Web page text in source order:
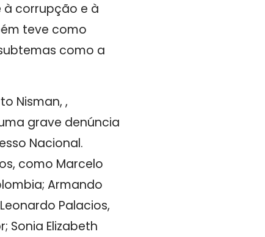
à corrupção e à
teve como
como a
Nisman, ,
grave denúncia
Nacional.
como Marcelo
Armando
Palacios,
Sonia Elizabeth